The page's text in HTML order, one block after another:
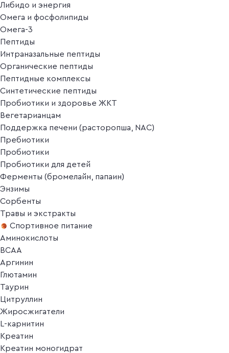
Либидо и энергия
Омега и фосфолипиды
Омега-3
Пептиды
Интраназальные пептиды
Органические пептиды
Пептидные комплексы
Синтетические пептиды
Пробиотики и здоровье ЖКТ
Вегетарианцам
Поддержка печени (расторопша, NAC)
Пребиотики
Пробиотики
Пробиотики для детей
Ферменты (бромелайн, папаин)
Энзимы
Сорбенты
Травы и экстракты
Спортивное питание
Аминокислоты
BCAA
Аргинин
Глютамин
Таурин
Цитруллин
Жиросжигатели
L-карнитин
Креатин
Креатин моногидрат